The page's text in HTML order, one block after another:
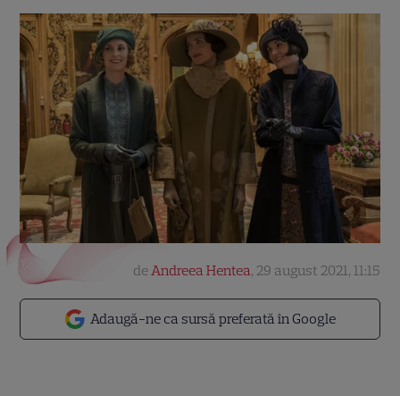
Adaugă-ne ca sursă preferată în Google
deAndreea Hentea, 29 august 2021, 11:15